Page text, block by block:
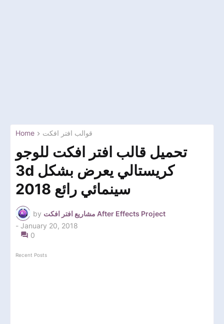
Home قوالب افتر افكت
تحميل قالب افتر افكت للوجو
3d كريستالي يعرض بشكل
سينمائي رائع 2018
by
مشاريع افتر افكت After Effects Project
- January 20, 2018
0
Recent Posts